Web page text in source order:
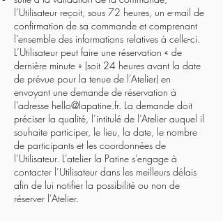
l’Utilisateur reçoit, sous 72 heures, un e-mail de
confirmation de sa commande et comprenant
l’ensemble des informations relatives à celle-ci.
L’Utilisateur peut faire une réservation « de
dernière minute » (soit 24 heures avant la date
de prévue pour la tenue de l’Atelier) en
envoyant une demande de réservation à
l’adresse hello@lapatine.fr. La demande doit
préciser la qualité, l’intitulé de l’Atelier auquel il
souhaite participer, le lieu, la date, le nombre
de participants et les coordonnées de
l’Utilisateur. L’atelier la Patine s’engage à
contacter l’Utilisateur dans les meilleurs délais
afin de lui notifier la possibilité ou non de
réserver l’Atelier.